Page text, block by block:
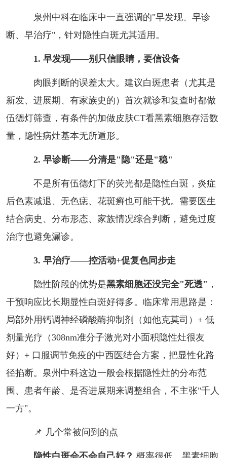
泉州中科在临床中一直强调的"早发现、早诊
断、早治疗"，针对隐性白斑尤其适用。
1. 早发现——别只信眼睛，要信设备
肉眼判断的误差太大。建议白斑患者（尤其是
新发、进展期、有家族史的）首次就诊和复查时都做
伍德灯筛查，有条件的加做皮肤CT看黑素细胞存活数
量，隐性病灶基本无所遁形。
2. 早诊断——分清是"隐"还是"稳"
不是所有伍德灯下的荧光都是隐性白斑，炎症
后色素减退、无色痣、花斑癣也可能干扰。需要医生
结合病史、分布形态、家族情况综合判断，避免过度
治疗也避免漏诊。
3. 早治疗——控活动+促复色同步走
隐性阶段的优势是黑素细胞还没完全"死透" ，
干预响应比长期显性白斑好得多。临床常用思路是：
局部外用钙调神经磷酸酶抑制剂（如他克莫司）+ 低
剂量光疗（308nm准分子激光对小面积隐性灶很友
好）+ 口服调节免疫的中西医结合方案，把显性化路
径掐断。泉州中科这边一般会根据隐性灶的分布范
围、患者年龄、是否进展期来调整组合，不主张"千人
一方"。
📌 几个常被问到的点
隐性白斑会不会自己好？ 概率很低。黑素细胞